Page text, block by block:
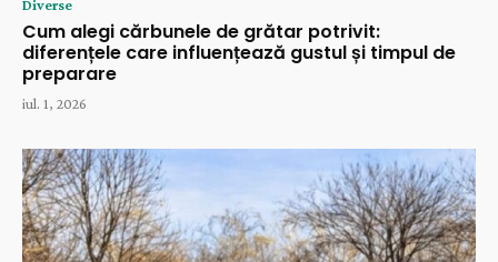
Diverse
Cum alegi cărbunele de grătar potrivit:
diferențele care influențează gustul și timpul de
preparare
iul. 1, 2026